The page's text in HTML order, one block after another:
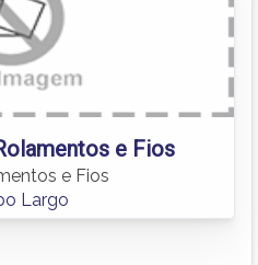
e Fios
e Fios
Largo